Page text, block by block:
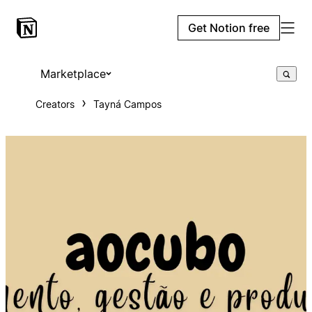
Get Notion free
Marketplace
Creators Tayná Campos